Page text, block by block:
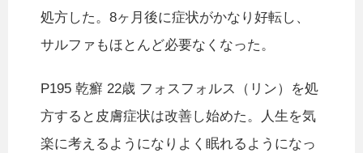
処方した。8ヶ月後に症状がかなり好転し、
サルファもほとんど必要なくなった。
P195 乾癬 22歳 フォスフォルス（リン）を処
方すると皮膚症状は改善し始めた。人生を気
楽に考えるようになりよく眠れるようになっ